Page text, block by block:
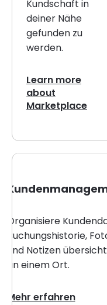
Kundschaft in
deiner Nähe
gefunden zu
werden.
Learn more
about
Marketplace
Organisiere
Buchungshistorie,
und Notizen
an einem Ort.
Mehr erfahren